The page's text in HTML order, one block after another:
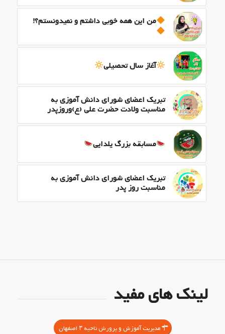
من این همه خوبی داشتم و نمیدونستم؟!
آغاز سال تحصیلی
تبریک اعضای شورای دانش آموزی به
مناسبت ولادت حضرت علی (ع)وروزپدر
مسابقه بزرگ یلدایی
تبریک اعضای شورای دانش آموزی به
مناسبت روز پدر
لینک های مفید
مدیریت آموزش و پرورش ناحیه ۳ اصفهان